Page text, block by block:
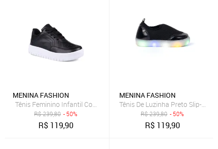
MENINA FASHION
Tênis Feminino Infantil Com Recortes Casual Cano Baixo Moda
R$239,80 - 50%
R$ 119,90
MENINA FASHION
Tênis De Luzinha Preto Slip-On
R$239,80 - 50%
R$ 119,90